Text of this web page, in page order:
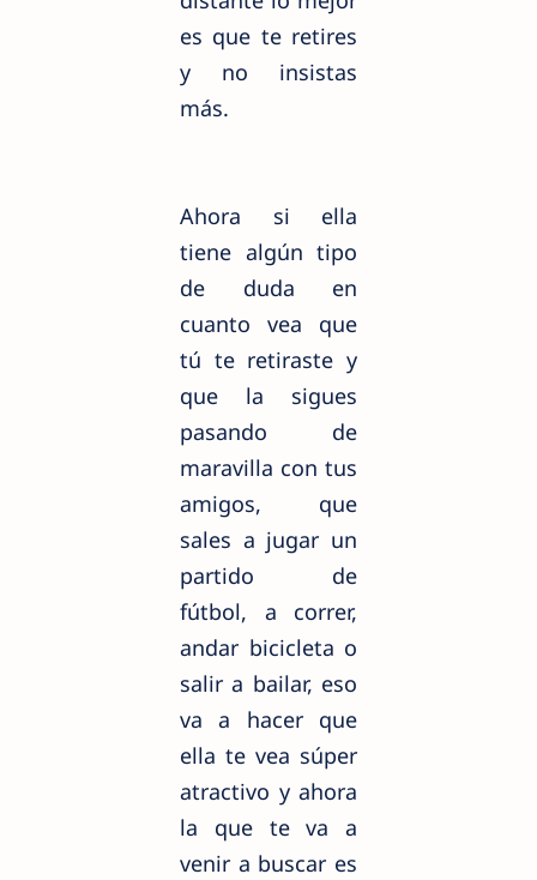
es que te retires
y no insistas
más.
Ahora si ella
tiene algún tipo
de duda en
cuanto vea que
tú te retiraste y
que la sigues
pasando de
maravilla con tus
amigos, que
sales a jugar un
partido de
fútbol, a correr,
andar bicicleta o
salir a bailar, eso
va a hacer que
ella te vea súper
atractivo y ahora
la que te va a
venir a buscar es